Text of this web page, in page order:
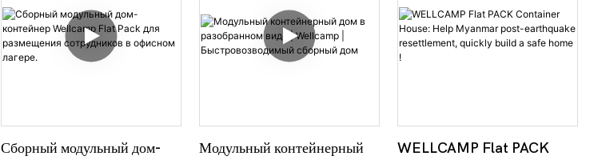
Сборный модульный дом-
Модульный контейнерный
WELLCAMP Flat PACK